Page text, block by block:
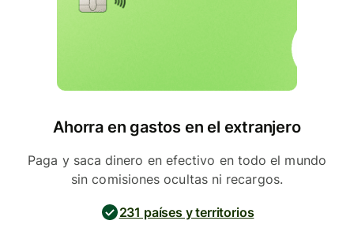
Ahorra en gastos en el extranjero
Paga y saca dinero en efectivo en todo el mundo
sin comisiones ocultas ni recargos.
231 países y territorios